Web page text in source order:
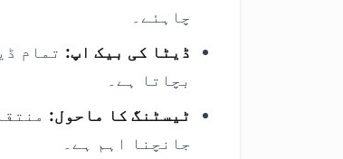
چاہئے۔
ڈیٹا کی بیک اپ: تمام
بچاتا ہے۔
ٹیسٹنگ کا ماحول:
جانچنا اہم ہے۔